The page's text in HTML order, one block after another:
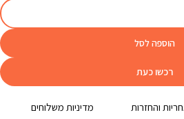
הוספה לסל
רכשו כעת
והחזרות מדיניות משלוחים